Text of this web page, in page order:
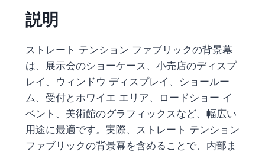
説明
ストレート テンション ファブリックの背景幕
は、展示会のショーケース、小売店のディスプ
レイ、ウィンドウ ディスプレイ、ショールー
ム、受付とホワイエ エリア、ロードショー イ
ベント、美術館のグラフィックスなど、幅広い
用途に最適です。実際、ストレート テンション
ファブリックの背景幕を含めることで、内部ま